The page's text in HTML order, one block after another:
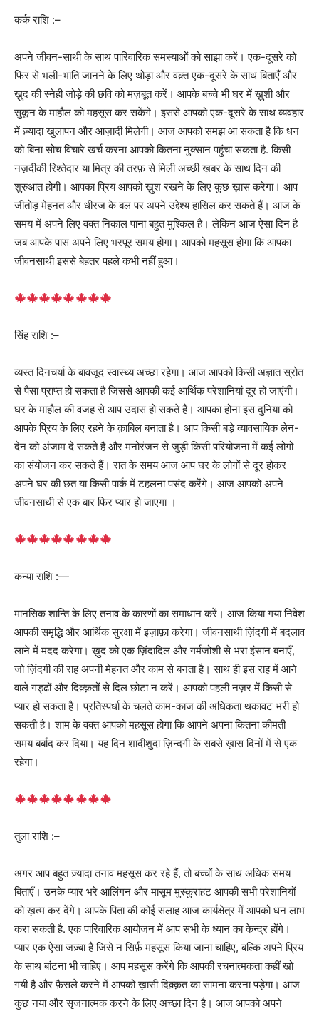
कर्क राशि :–
अपने जीवन-साथी के साथ पारिवारिक समस्याओं को साझा करें। एक-दूसरे को
फिर से भली-भांति जानने के लिए थोड़ा और वक़्त एक-दूसरे के साथ बिताएँ और
ख़ुद की स्नेही जोड़े की छवि को मज़बूत करें। आपके बच्चे भी घर में ख़ुशी और
सुकून के माहौल को महसूस कर सकेंगे। इससे आपको एक-दूसरे के साथ व्यवहार
में ज़्यादा खुलापन और आज़ादी मिलेगी। आज आपको समझ आ सकता है कि धन
को बिना सोच विचारे खर्च करना आपको कितना नुक्सान पहुंचा सकता है. किसी
नज़दीकी रिश्तेदार या मित्र की तरफ़ से मिली अच्छी ख़बर के साथ दिन की
शुरुआत होगी। आपका प्रिय आपको ख़ुश रखने के लिए कुछ ख़ास करेगा। आप
जीतोड़ मेहनत और धीरज के बल पर अपने उद्देश्य हासिल कर सकते हैं। आज के
समय में अपने लिए वक्त निकाल पाना बहुत मुश्किल है। लेकिन आज ऐसा दिन है
जब आपके पास अपने लिए भरपूर समय होगा। आपको महसूस होगा कि आपका
जीवनसाथी इससे बेहतर पहले कभी नहीं हुआ।
सिंह राशि :–
व्यस्त दिनचर्या के बावजूद स्वास्थ्य अच्छा रहेगा। आज आपको किसी अज्ञात स्रोत
से पैसा प्राप्त हो सकता है जिससे आपकी कई आर्थिक परेशानियां दूर हो जाएंगी।
घर के माहौल की वजह से आप उदास हो सकते हैं। आपका होना इस दुनिया को
आपके प्रिय के लिए रहने के क़ाबिल बनाता है। आप किसी बड़े व्यावसायिक लेन-
देन को अंजाम दे सकते हैं और मनोरंजन से जुड़ी किसी परियोजना में कई लोगों
का संयोजन कर सकते हैं। रात के समय आज आप घर के लोगों से दूर होकर
अपने घर की छत या किसी पार्क में टहलना पसंद करेंगे। आज आपको अपने
जीवनसाथी से एक बार फिर प्यार हो जाएगा ।
कन्या राशि :—
मानसिक शान्ति के लिए तनाव के कारणों का समाधान करें। आज किया गया निवेश
आपकी समृद्धि और आर्थिक सुरक्षा में इज़ाफ़ा करेगा। जीवनसाथी ज़िंदगी में बदलाव
लाने में मदद करेगा। ख़ुद को एक ज़िंदादिल और गर्मजोशी से भरा इंसान बनाएँ,
जो ज़िंदगी की राह अपनी मेहनत और काम से बनता है। साथ ही इस राह में आने
वाले गड्ढों और दिक़्क़तों से दिल छोटा न करें। आपको पहली नज़र में किसी से
प्यार हो सकता है। प्रतिस्पर्धा के चलते काम-काज की अधिकता थकावट भरी हो
सकती है। शाम के वक्त आपको महसूस होगा कि आपने अपना कितना कीमती
समय बर्बाद कर दिया। यह दिन शादीशुदा ज़िन्दगी के सबसे ख़ास दिनों में से एक
रहेगा।
तुला राशि :–
अगर आप बहुत ज़्यादा तनाव महसूस कर रहे हैं, तो बच्चों के साथ अधिक समय
बिताएँ। उनके प्यार भरे आलिंगन और मासूम मुस्कुराहट आपकी सभी परेशानियों
को ख़त्म कर देंगे। आपके पिता की कोई सलाह आज कार्यक्षेत्र में आपको धन लाभ
करा सकती है. एक पारिवारिक आयोजन में आप सभी के ध्यान का केन्द्र होंगे।
प्यार एक ऐसा जज़्बा है जिसे न सिर्फ़ महसूस किया जाना चाहिए, बल्कि अपने प्रिय
के साथ बांटना भी चाहिए। आप महसूस करेंगे कि आपकी रचनात्मकता कहीं खो
गयी है और फ़ैसले करने में आपको ख़ासी दिक़्क़त का सामना करना पड़ेगा। आज
कुछ नया और सृजनात्मक करने के लिए अच्छा दिन है। आज आपको अपने